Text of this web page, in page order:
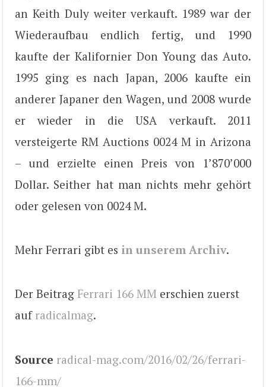
an Keith Duly weiter verkauft. 1989 war der
Wiederaufbau endlich fertig, und 1990
kaufte der Kalifornier Don Young das Auto.
1995 ging es nach Japan, 2006 kaufte ein
anderer Japaner den Wagen, und 2008 wurde
er wieder in die USA verkauft. 2011
versteigerte RM Auctions 0024 M in Arizona
– und erzielte einen Preis von 1’870’000
Dollar. Seither hat man nichts mehr gehört
oder gelesen von 0024 M.
Mehr Ferrari gibt es in unserem Archiv.
Der Beitrag Ferrari 166 MM erschien zuerst
auf radicalmag.
Source radical-mag.com/2016/02/26/ferrari-
166-mm/